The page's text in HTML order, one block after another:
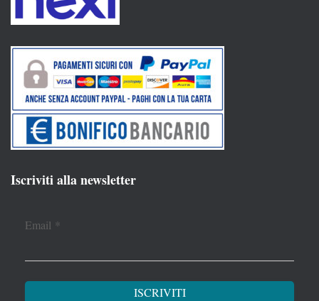
Iscriviti alla newsletter
Email *